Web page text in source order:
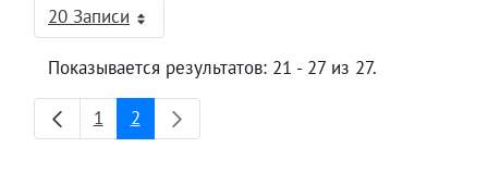
20 ЗаписиНа страницу
Показывается результатов: 21 - 27 из 27.
Страница
1 Страница
2